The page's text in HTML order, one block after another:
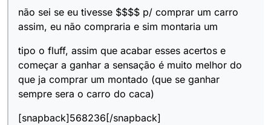
não sei se eu tivesse $$$$ p/ comprar um carro
assim, eu não compraria e sim montaria um
tipo o fluff, assim que acabar esses acertos e
começar a ganhar a sensação é muito melhor do
que ja comprar um montado (que se ganhar
sempre sera o carro do caca)
[snapback]568236[/snapback]